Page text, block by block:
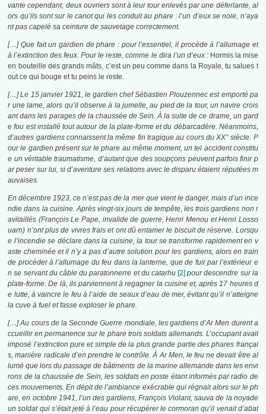
vante cependant, deux ouvriers sont à leur tour enlevés par une déferlante, al
ors qu’ils sont sur le canot qui les conduit au phare : l’un d’eux se noie, n’aya
nt pas capelé sa ceinture de sauvetage correctement.
[…] Que fait un gardien de phare : pour l’essentiel, il procède à l’allumage et
à l’extinction des feux. Pour le reste, comme le dira l’un d’eux : Hormis la mise
en bouteille des grands mâts, c’est un peu comme dans la Royale, tu salues t
out ce qui bouge et tu peins le reste.
[…]Le 15 janvier 1921, le gardien chef Sébastien Plouzennec est emporté pa
r une lame, alors qu’il observe à la jumelle, au pied de la tour, un navire crois
ant dans les parages de la chaussée de Sein. À la suite de ce drame, un gard
e fou est installé tout autour de la plate-forme et du débarcadère. Néanmoins,
d’autres gardiens connaissent la même fin tragique au cours du XX° siècle. P
our le gardien présent sur le phare au même moment, un tel accident constitu
e un véritable traumatisme, d’autant que des soupçons peuvent parfois finir p
ar peser sur lui, si d’aventure ses relations avec le disparu étaient réputées m
auvaises.
En décembre 1923, ce n’est pas de la mer que vient le danger, mais d’un ince
ndie dans la cuisine. Après vingt-six jours de tempête, les trois gardiens non r
avitaillés (François Le Pape, invalide de guerre, Henri Menou et Henri Losso
uarn) n’ont plus de vivres frais et ont dû entamer le biscuit de réserve. Lorsqu
e l’incendie se déclare dans la cuisine, la tour se transforme rapidement en v
aste cheminée et il n’y a pas d’autre solution pour les gardiens, alors en train
de procéder à l’allumage du feu dans la lanterne, que de fuir par l’extérieur e
n se servant du câble du paratonnerre et du catarhu [2] pour descendre sur la
plate-forme. De là, ils parviennent à regagner la cuisine et, après 17 heures d
e lutte, à vaincre le feu à l’aide de seaux d’eau de mer, évitant qu’il n’atteigne
la cuve à fuel et fasse exploser le phare.
[…]Au cours de la Seconde Guerre mondiale, les gardiens d’Ar Men durent a
ccueillir en permanence sur le phare trois soldats allemands. L’occupant avait
imposé l’extinction pure et simple de la plus grande partie des phares françai
s, manière radicale d’en prendre le contrôle. À Ar Men, le feu ne devait être al
lumé que lors du passage de bâtiments de la marine allemande dans les envi
rons de la chaussée de Sein, les soldats en poste étant informés par radio de
ces mouvements. En dépit de l’ambiance exécrable qui régnait alors sur le ph
are, en octobre 1941, l’un des gardiens, François Violant, sauva de la noyade
un soldat qui s’était jeté à l’eau pour récupérer le cormoran qu’il venait d’abat